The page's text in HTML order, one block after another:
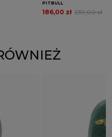
PITBULL
239,00 zł
186,00 zł